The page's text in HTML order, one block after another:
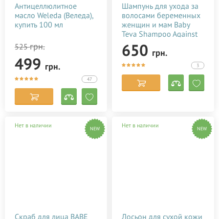
Антицеллюлитное
масло Weleda (Веледа),
купить 100 мл
525грн.
499 грн.
47
Шампунь для ухода за
волосами беременных
женщин и мам Baby
Teva Shampoo Against
Hair Loss 250 мл
650 грн.
3
Нет в наличии NEW
Скраб для лица BABE
Нет в наличии NEW
Лосьон для сухой кожи